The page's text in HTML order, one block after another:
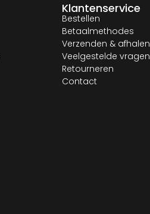
Klantenservice
Bestellen
Betaalmethodes
Verzenden & afhalen
Veelgestelde vragen
Retourneren
Contact